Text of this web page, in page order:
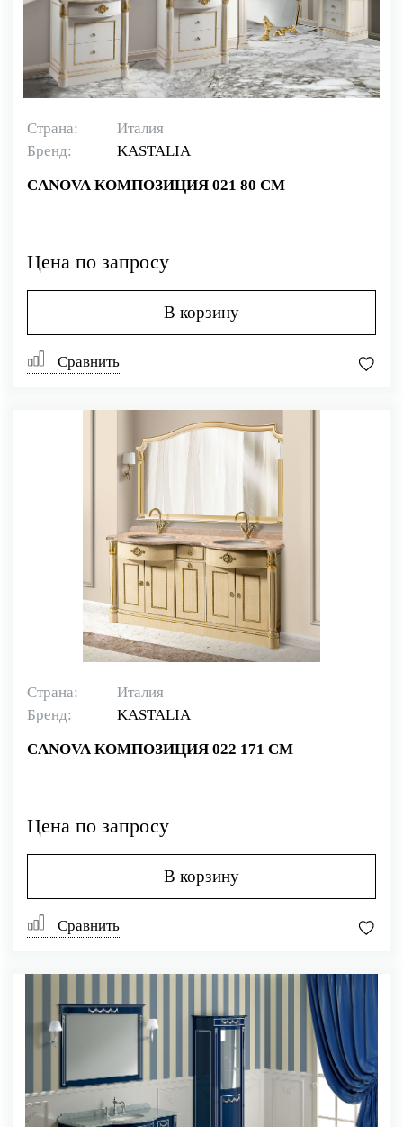
Страна:
Италия
Бренд:
KASTALIA
CANOVA КОМПОЗИЦИЯ 021 80 СМ
Цена по запросу
В корзину
Сравнить
Страна:
Италия
Бренд:
KASTALIA
CANOVA КОМПОЗИЦИЯ 022 171 СМ
Цена по запросу
В корзину
Сравнить